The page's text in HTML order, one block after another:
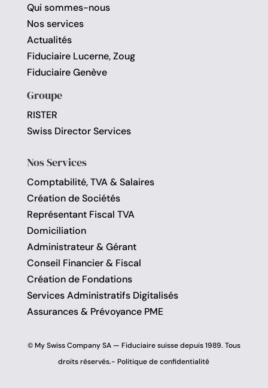
Qui sommes-nous
Nos services
Actualités
Fiduciaire Lucerne, Zoug
Fiduciaire Genève
Groupe
RISTER
Swiss Director Services
Nos Services
Comptabilité, TVA & Salaires
Création de Sociétés
Représentant Fiscal TVA
Domiciliation
Administrateur & Gérant
Conseil Financier & Fiscal
Création de Fondations
Services Administratifs Digitalisés
Assurances & Prévoyance PME
© My Swiss Company SA — Fiduciaire suisse depuis 1989. Tous
droits réservés.-Politique de confidentialité